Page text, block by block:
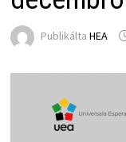
Publikálta HEA